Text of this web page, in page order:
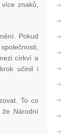
znaků,
Pokud
církví a
učinil i
To co
že Národní